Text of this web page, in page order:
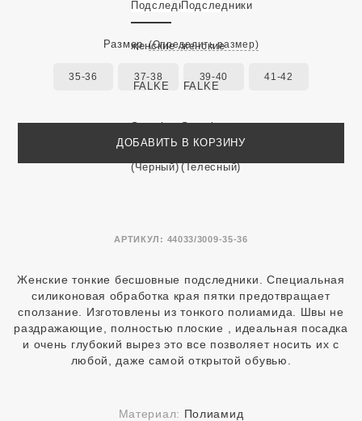
АРТИКУЛ: 44033/3009-35-36
Размер (Определить размер)
35-36 37-38 39-40 41-42
ДОБАВИТЬ В КОРЗИНУ
Женские тонкие бесшовные подследники. Специальная
силиконовая обработка края пятки предотвращает
сползание. Изготовлены из тонкого полиамида. Швы не
раздражающие, полностью плоские , идеальная посадка
и очень глубокий вырез это все позволяет носить их с
любой, даже самой открытой обувью.
Материал: Полиамид